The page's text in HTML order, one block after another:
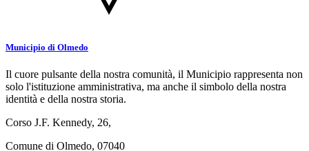
Municipio di Olmedo
Il cuore pulsante della nostra comunità, il Municipio rappresenta non
solo l'istituzione amministrativa, ma anche il simbolo della nostra
identità e della nostra storia.
Corso J.F. Kennedy, 26,
Comune di Olmedo, 07040